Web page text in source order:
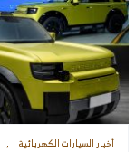
أخبار السيارات الكهربائية